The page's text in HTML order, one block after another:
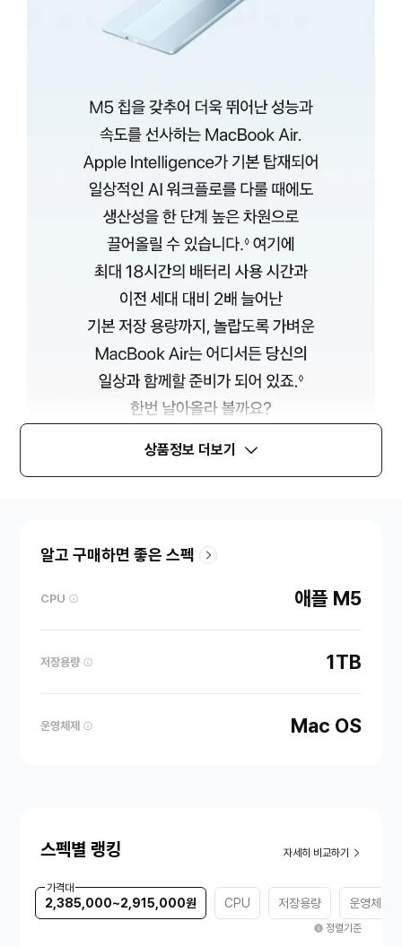
상품정보 더보기
알고 구매하면 좋은 스펙
CPU 애플 M5
저장용량 1TB
운영체제 Mac OS
스펙별 랭킹 자세히 비교하기
가격대
2,385,000~2,915,000원 CPU 저장용량 운영체제
정렬기준